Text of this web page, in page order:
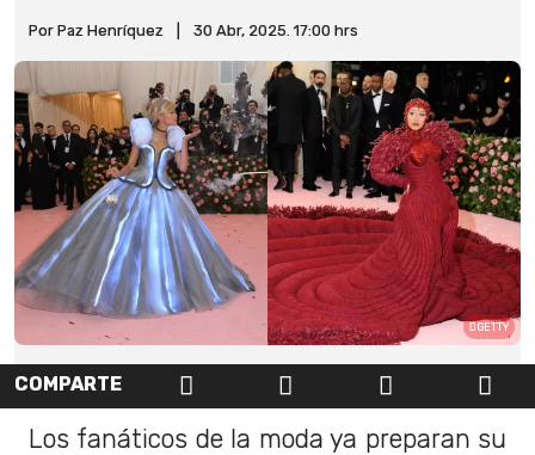
Por Paz Henríquez 30 Abr, 2025. 17:00 hrs
GETTY
COMPARTE
Los fanáticos de la moda ya preparan su